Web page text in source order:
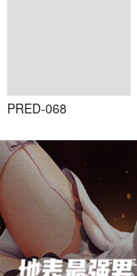
PRED-068